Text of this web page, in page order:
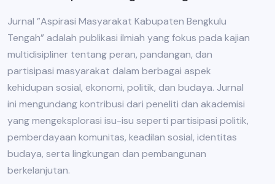
Jurnal ”Aspirasi Masyarakat Kabupaten Bengkulu
Tengah” adalah publikasi ilmiah yang fokus pada kajian
multidisipliner tentang peran, pandangan, dan
partisipasi masyarakat dalam berbagai aspek
kehidupan sosial, ekonomi, politik, dan budaya. Jurnal
ini mengundang kontribusi dari peneliti dan akademisi
yang mengeksplorasi isu-isu seperti partisipasi politik,
pemberdayaan komunitas, keadilan sosial, identitas
budaya, serta lingkungan dan pembangunan
berkelanjutan.